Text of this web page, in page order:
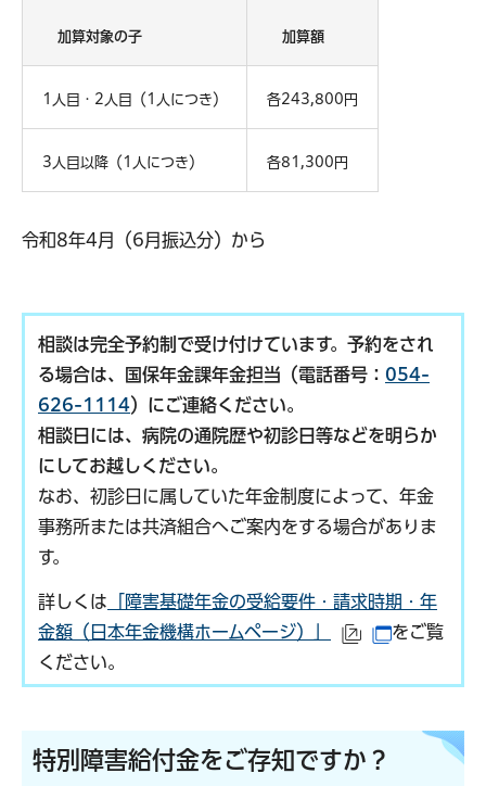
加算対象の子 加算額
1人目・2人目（1人につき） 各243,800円
3人目以降（1人につき） 各81,300円
令和8年4月（6月振込分）から
相談は完全予約制で受け付けています。予約をされ
る場合は、国保年金課年金担当（電話番号： 054-
626-1114）にご連絡ください。
相談日には、病院の通院歴や初診日等などを明らか
にしてお越しください。
なお、初診日に属していた年金制度によって、年金
事務所または共済組合へご案内をする場合がありま
す。
詳しくは 「障害基礎年金の受給要件・請求時期・年
金額（日本年金機構ホームページ）」
（外部サイト
（別ウイン
をご覧
ください。
特別障害給付金をご存知ですか？